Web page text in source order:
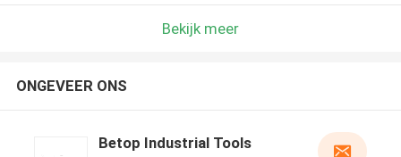
Bekijk meer
ONGEVEER ONS
Betop Industrial Tools